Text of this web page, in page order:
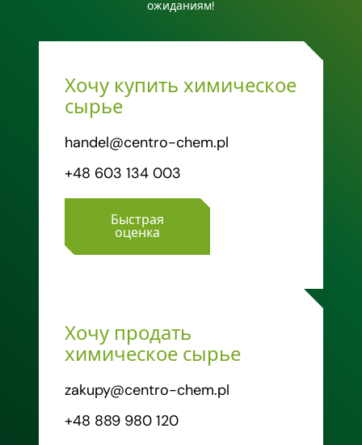
ожиданиям!
Хочу купить химическое
сырье
handel@centro-chem.pl
+48 603 134 003
Быстрая
оценка
Хочу продать
химическое сырье
zakupy@centro-chem.pl
+48 889 980 120